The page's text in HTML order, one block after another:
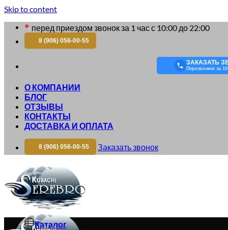
Skip to content
перед приездом звонок за 1 час с 10:00 до 22:00
8 (906) 056-00-55
ЗАКАЗАТЬ
Перезвоним за
О КОМПАНИИ
БЛОГ
ОТЗЫВЫ
КОНТАКТЫ
ДОСТАВКА И ОПЛАТА
8 (906) 056-00-55 Заказать звонок
Каталог